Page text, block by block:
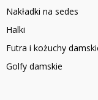
Nakładki na sedes
Halki
Futra i kożuchy
Golfy damskie